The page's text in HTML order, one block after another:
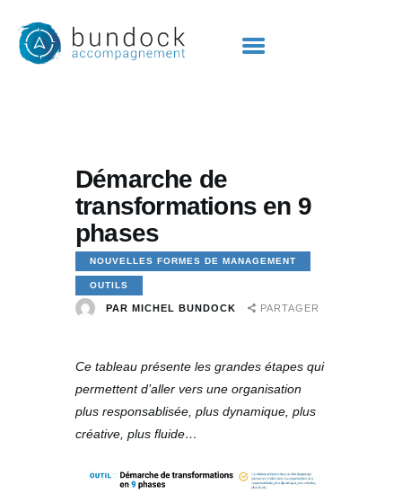
3 ACCOMPAGNEMENTS
MICHEL
POINTS DE VUE
OUTILS
BIBLIO
CONTACT
Démarche de
transformations en 9
phases
NOUVELLES FORMES DE MANAGEMENT
OUTILS
PAR MICHEL BUNDOCK PARTAGER
Ce tableau présente les grandes étapes qui
permettent d’aller vers une organisation
plus responsablisée, plus dynamique, plus
créative, plus fluide…